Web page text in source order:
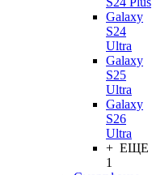
Galaxy
S24
Ultra
Galaxy
S25
Ultra
Galaxy
S26
Ultra
+ ЕЩЕ
1